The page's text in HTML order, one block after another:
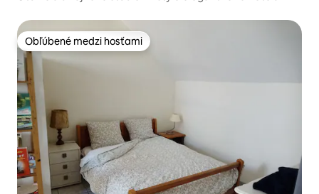
Obľúbené medzi hosťami
Obľúbené medzi hosťami